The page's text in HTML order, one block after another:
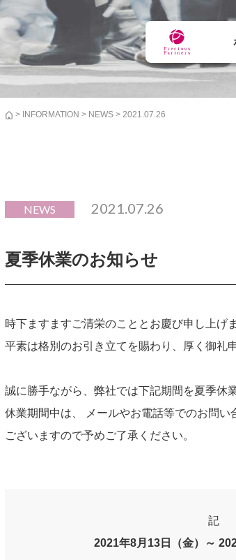
> INFORMATION > NEWS > 2021.07.26
NEWS 2021.07.26
夏季休業のお知らせ
時下ますますご清栄のこととお慶び申し上げ
平素は格別のお引き立てを賜わり、厚く御礼
誠に勝手ながら、弊社では下記期間を夏季休
休業期間中は、 メールやお電話等でのお問
ございますので予めご了承ください。
記
2021年8月13日（金）～